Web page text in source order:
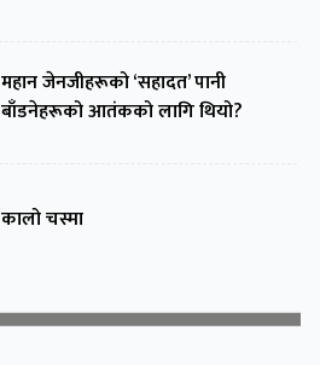
महान जेनजीहरूको ‘सहादत’ पानी
बाँडनेहरूको आतंकको लागि थियो?
कालो चस्मा